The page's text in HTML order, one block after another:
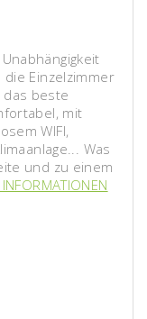
Einzelzimmer
das beste
mit
WIFI,
Was
und zu einem
INFORMATIONEN